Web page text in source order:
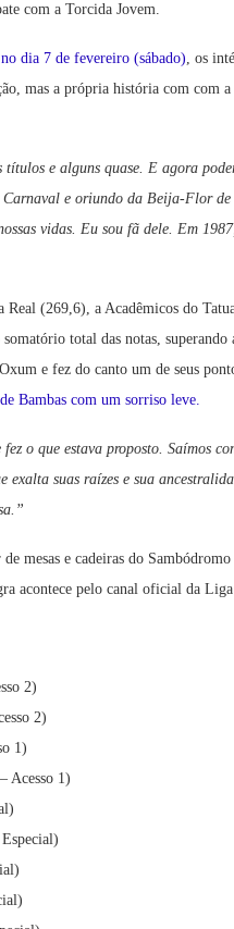
com a Torcida Jovem.
dia 7 de fevereiro (sábado), os
mas a própria história com com
títulos e alguns quase. E agora
e oriundo da Beija-Flor
vidas. Eu sou fã dele. Em
Real (269,6), a Acadêmicos do
total das notas,
e fez do canto um de seus
Bambas com um sorriso leve.
o que estava proposto. Saímos
exalta suas raízes e sua
mesas e cadeiras do
acontece pelo canal oficial da
2)
2)
1)
Acesso 1)